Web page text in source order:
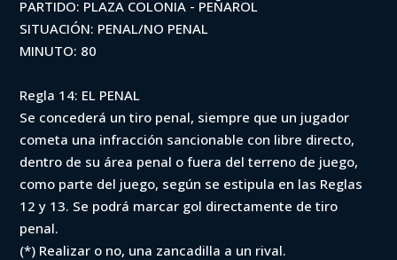
PARTIDO: PLAZA COLONIA - PEÑAROL
SITUACIÓN: PENAL/NO PENAL
MINUTO: 80
Regla 14: EL PENAL
Se concederá un tiro penal, siempre que un jugador
cometa una infracción sancionable con libre directo,
dentro de su área penal o fuera del terreno de juego,
como parte del juego, según se estipula en las Reglas
12 y 13. Se podrá marcar gol directamente de tiro
penal.
(*) Realizar o no, una zancadilla a un rival.